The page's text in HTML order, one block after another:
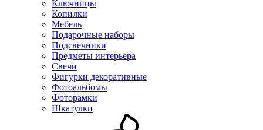
Ключницы
Копилки
Мебель
Подарочные наборы
Подсвечники
Предметы интерьера
Свечи
Фигурки декоративные
Фотоальбомы
Фоторамки
Шкатулки